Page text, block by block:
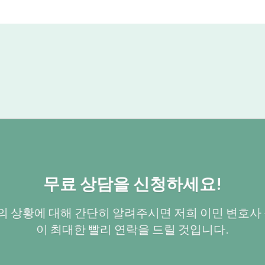
무료 상담을 신청하세요!
상황에 대해 간단히 알려주시면 저희 이민 변호사
이 최대한 빨리 연락을 드릴 것입니다.